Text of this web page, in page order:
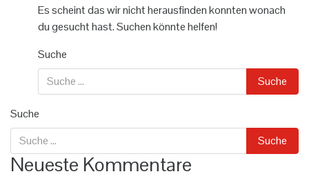
Es scheint das wir nicht herausfinden konnten wonach
du gesucht hast. Suchen könnte helfen!
Suche
Suche
Neueste Kommentare